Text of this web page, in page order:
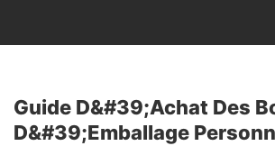
Guide D&#39;achat Des
D&#39;emballage